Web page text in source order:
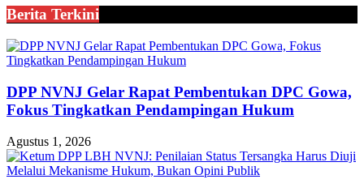
Berita Terkini
DPP NVNJ Gelar Rapat Pembentukan DPC Gowa,
Fokus Tingkatkan Pendampingan Hukum
Agustus 1, 2026